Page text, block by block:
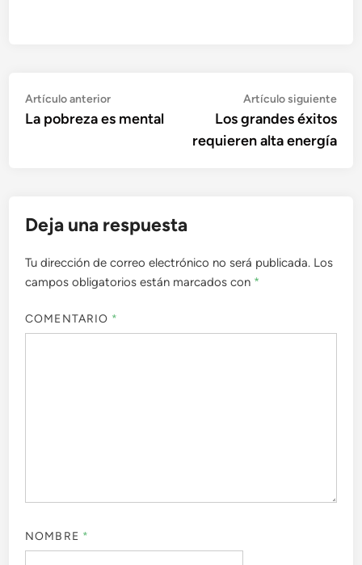
Navegación
de
Artículo anteriorArtículo
anterior:
La pobreza es mental
Artículo siguiente
Los grandes éxitos
requieren alta energía
Deja una respuesta
Tu dirección de correo electrónico no será publicada. Los
campos obligatorios están marcados con *
COMENTARIO *
NOMBRE *